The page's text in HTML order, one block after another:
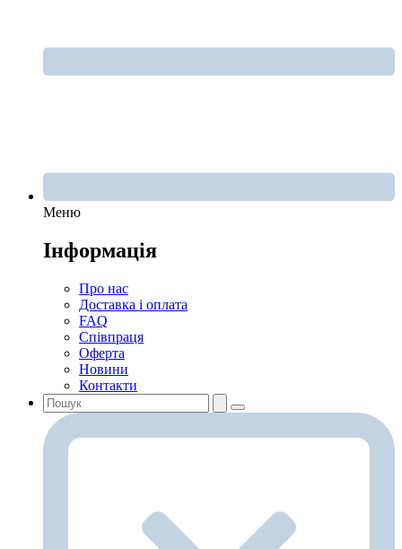
Меню
Інформація
Про нас
Доставка і оплата
FAQ
Співпраця
Оферта
Новини
Контакти